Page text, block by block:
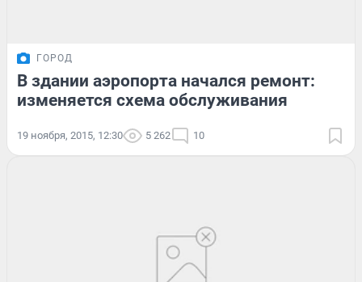
ГОРОД
В здании аэропорта начался ремонт:
изменяется схема обслуживания
19 ноября, 2015, 12:30 5 262 10